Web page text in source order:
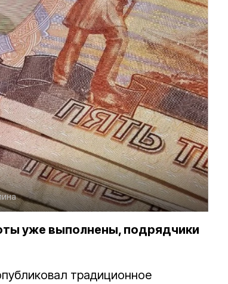
уже выполнены, подрядчики
традиционное